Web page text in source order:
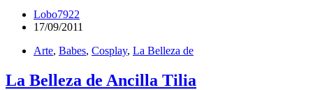
Lobo7922
17/09/2011
Arte, Babes, Cosplay, La Belleza de
La Belleza de Ancilla Tilia